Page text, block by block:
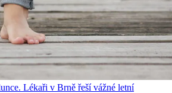
Lékaři v Brně řeší vážné letní